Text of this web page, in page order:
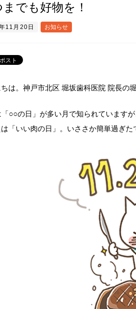
までも好物を！
11月20日 お知らせ
は。神戸市北区 堀坂歯科医院 院長の堀
「○○の日」が多い月で知られています
「いい肉の日」。いささか簡単過ぎた